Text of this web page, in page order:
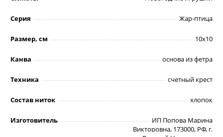
Серия Жар-птица
Размер, см 10х10
Канва основа из фетра
Техника счетный крест
Состав ниток хлопок
Изготовитель
ИП Попова Марина
Викторовна, 173000, РФ, г.